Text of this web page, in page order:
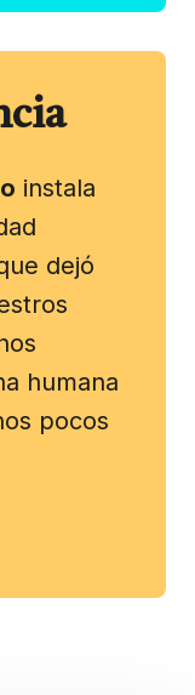
instala
dejó
humana
pocos